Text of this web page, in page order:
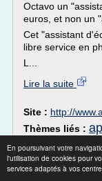
En poursuivant votre
l'utilisation de cookies pour
services adaptés à vos
Octavo un
euros, et non un
Cet "assistant
libre service en
L...
Lire la suite
Site : http://
Thèmes liés :
auditif/
appareil